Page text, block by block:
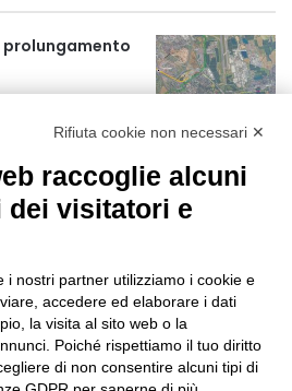
la storia, il
prestazioni di
la
umana
Rifiuta cookie non necessari ✕
raccoglie alcuni
dei visitatori e
i nostri partner utilizziamo i cookie e
accedere ed elaborare i dati
la visita al sito web o la
Poiché rispettiamo il tuo diritto
di non consentire alcuni tipi di